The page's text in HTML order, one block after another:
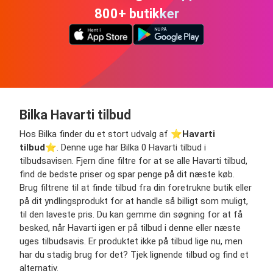
800+ butikker
Bilka Havarti tilbud
Hos Bilka finder du et stort udvalg af ⭐️Havarti
tilbud⭐️. Denne uge har Bilka 0 Havarti tilbud i
tilbudsavisen. Fjern dine filtre for at se alle Havarti tilbud,
find de bedste priser og spar penge på dit næste køb.
Brug filtrene til at finde tilbud fra din foretrukne butik eller
på dit yndlingsprodukt for at handle så billigt som muligt,
til den laveste pris. Du kan gemme din søgning for at få
besked, når Havarti igen er på tilbud i denne eller næste
uges tilbudsavis. Er produktet ikke på tilbud lige nu, men
har du stadig brug for det? Tjek lignende tilbud og find et
alternativ.